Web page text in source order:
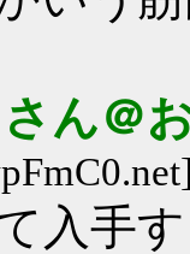
ん＠
入手